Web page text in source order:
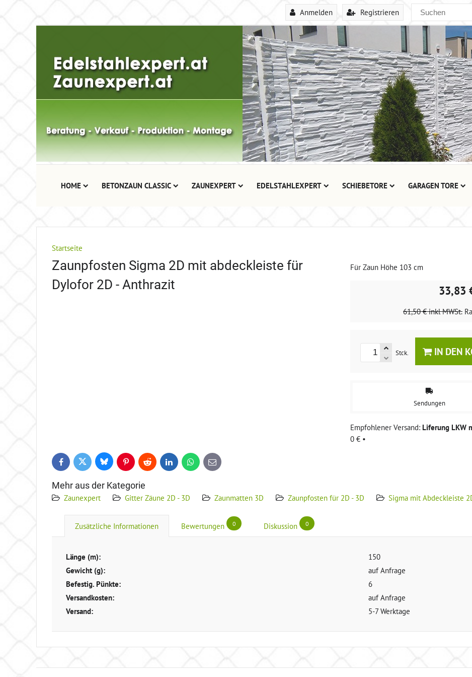
Anmelden Registrieren
HOME BETONZAUN CLASSIC ZAUNEXPERT EDELSTAHLEXPERT SCHIEBETORE GARAGEN TORE
Startseite
Zaunpfosten Sigma 2D mit abdeckleiste für
Dylofor 2D - Anthrazit
Für Zaun Höhe 103 cm
33,83
61,50 € inkl MWSt.
Stck. IN DEN
Sendungen
Liferung LKW
0 € •
FacebookTwitter BlueskyPinterestReddit LinkedInWhatsApp
E-
mail
Mehr aus der Kategorie
Zaunexpert Gitter Zäune 2D - 3D Zaunmatten 3D Zaunpfosten für 2D - 3D Sigma mit Abdeckleiste
Zusätzliche Informationen Bewertungen 0 Diskussion 0
Länge (m):
150
Gewicht (g):
auf Anfrage
Befestig. Pünkte:
6
Versandkosten:
auf Anfrage
Versand:
5-7 Werktage